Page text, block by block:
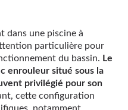
dans une piscine à
particulière pour
du bassin. Le
enrouleur situé sous la
privilégié pour son
cette configuration